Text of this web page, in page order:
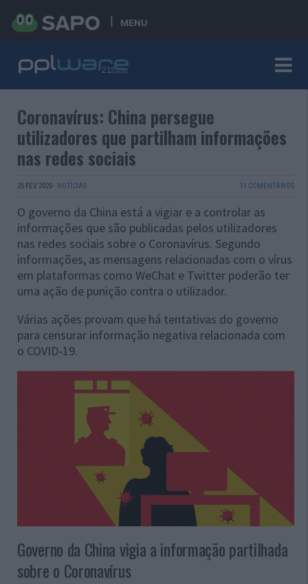
MENU
Coronavírus: China persegue
utilizadores que partilham informações
nas redes sociais
25 FEV 2020 · NOTÍCIAS 11 COMENTÁRIOS
O governo da China está a vigiar e a controlar as
informações que são publicadas pelos utilizadores
nas redes sociais sobre o Coronavírus. Segundo
informações, as mensagens relacionadas com o vírus
em plataformas como WeChat e Twitter poderão ter
uma ação de punição contra o utilizador.
Várias ações provam que há tentativas do governo
para censurar informação negativa relacionada com
o COVID-19.
Governo da China vigia a informação partilhada
sobre o Coronavírus